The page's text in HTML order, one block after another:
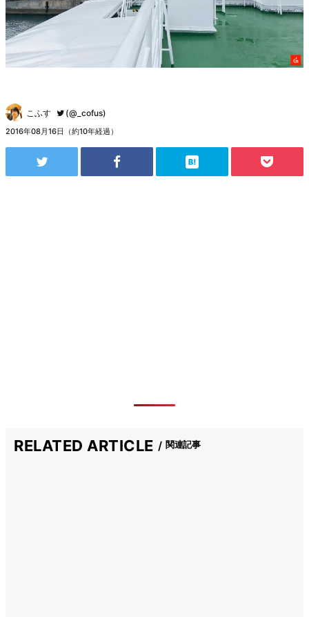
こふす (@_cofus)
2016年08月16日（約10年経過）
RELATED ARTICLE 関連記事